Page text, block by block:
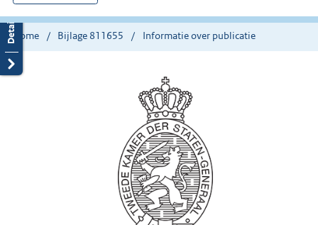
hier:
Home Bijlage 811655 Informatie over publicatie